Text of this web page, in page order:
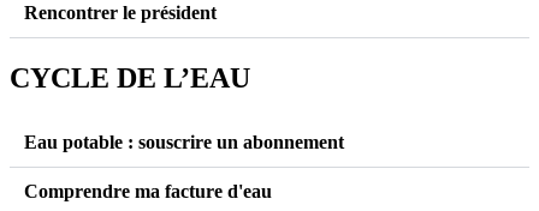
Rencontrer le président
CYCLE DE L’EAU
Eau potable : souscrire un abonnement
Comprendre ma facture d'eau